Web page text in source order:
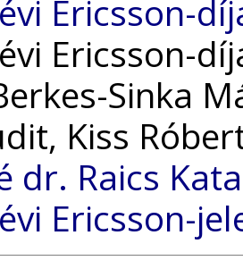
Ericsson-
Ericsson-
Sinka
Kiss
dr. Raics
Ericsson-